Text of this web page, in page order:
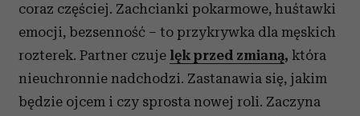
coraz częściej. Zachcianki pokarmowe, huśtawki
emocji, bezsenność – to przykrywka dla męskich
rozterek. Partner czuje lęk przed zmianą, która
nieuchronnie nadchodzi. Zastanawia się, jakim
będzie ojcem i czy sprosta nowej roli. Zaczyna